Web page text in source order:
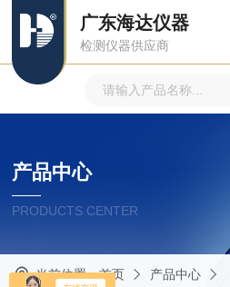
广东海达仪器
检测仪器供应商
产品中心
PRODUCTS CENTER
当前位置：首页 产品中心